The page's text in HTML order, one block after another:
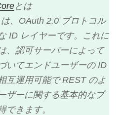
とは
、OAuth 2.0 プロトコル
ID レイヤーです。これに
、認可サーバーによって
いてエンドユーザーの ID
互運用可能で REST のよ
ザーに関する基本的なプ
できます。